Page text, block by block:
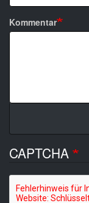
Kommentar
CAPTCHA